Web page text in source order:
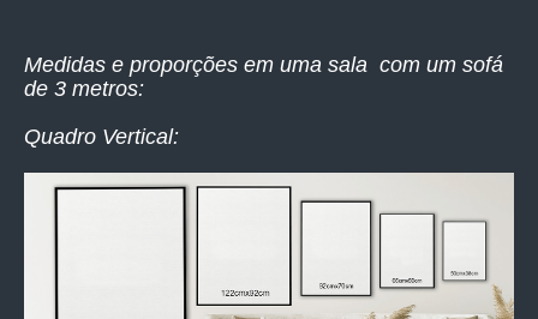
Medidas e proporções em uma sala com um sofá
de 3 metros:
Quadro Vertical: